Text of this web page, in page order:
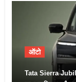
ऑटो
Tata Sierra